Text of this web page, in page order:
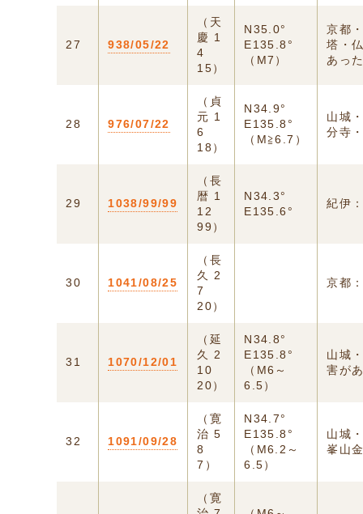
27 938/05/22
（天
慶 1
4
15）
N35.0°
E135.8°
（M7）
京都
塔・
あっ
28 976/07/22
（貞
元 1
6
18）
N34.9°
E135.8°
（M≧6.7）
山城
分寺
29 1038/99/99
（長
暦 1
12
99）
N34.3°
E135.6°
紀伊
30 1041/08/25
（長
久 2
7
20）
京都
31 1070/12/01
（延
久 2
10
20）
N34.8°
E135.8°
（M6～
6.5）
山城
害が
32 1091/09/28
（寛
治 5
8
7）
N34.7°
E135.8°
（M6.2～
6.5）
山城
峯山
（寛